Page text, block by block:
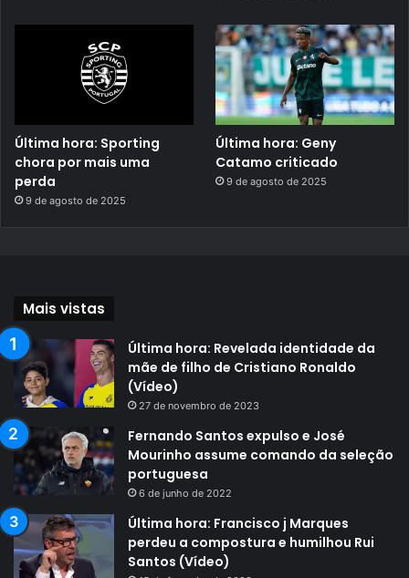
Última hora: Sporting
chora por mais uma
perda
9 de agosto de 2025
Última hora: Geny
Catamo criticado
9 de agosto de 2025
Mais vistas
Última hora: Revelada identidade da
mãe de filho de Cristiano Ronaldo
(Vídeo)
27 de novembro de 2023
Fernando Santos expulso e José
Mourinho assume comando da seleção
portuguesa
6 de junho de 2022
Última hora: Francisco j Marques
perdeu a compostura e humilhou Rui
Santos (Vídeo)